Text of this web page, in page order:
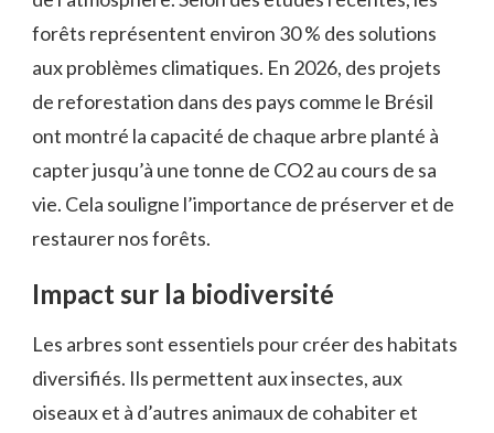
forêts représentent environ 30 % des solutions
aux problèmes climatiques. En 2026, des projets
de reforestation dans des pays comme le Brésil
ont montré la capacité de chaque arbre planté à
capter jusqu’à une tonne de CO2 au cours de sa
vie. Cela souligne l’importance de préserver et de
restaurer nos forêts.
Impact sur la biodiversité
Les arbres sont essentiels pour créer des habitats
diversifiés. Ils permettent aux insectes, aux
oiseaux et à d’autres animaux de cohabiter et